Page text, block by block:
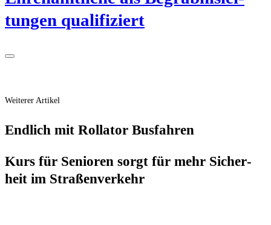
tun­gen qualifiziert
Weiterer Artikel
End­lich mit Rol­la­tor Busfahren
Kurs für Senio­ren sorgt für mehr Sicher­
heit im Straßenverkehr